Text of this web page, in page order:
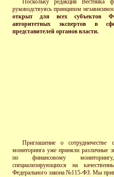
Поскольку редакция Вестника
руководствуясь принципом
открыт для всех субъектов
авторитетных экспертов в
представителей органов власти.
Приглашение о сотрудничестве
мониторинга уже приняли
по финансовому
специализирующихся на
Федерального закона №115-ФЗ. Мы